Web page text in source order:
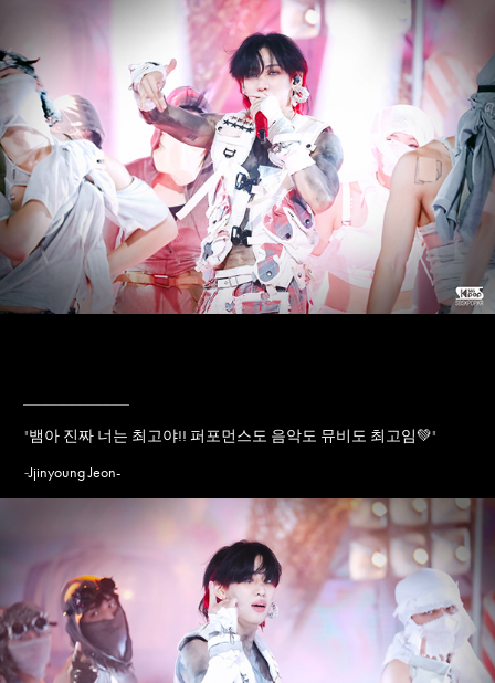
"뱀아 진짜 너는 최고야!! 퍼포먼스도 음악도 뮤비도 최고임💚"
-Jjinyoung Jeon-